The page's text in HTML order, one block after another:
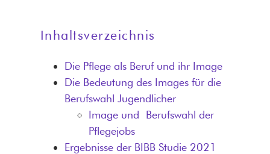
Ratgeber für Pflegeanbieter
Inhaltsverzeichnis
Die Pflege als Beruf und ihr Image
Die Bedeutung des Images für die
Berufswahl Jugendlicher
Image und Berufswahl der
Pflegejobs
Ergebnisse der BIBB Studie 2021